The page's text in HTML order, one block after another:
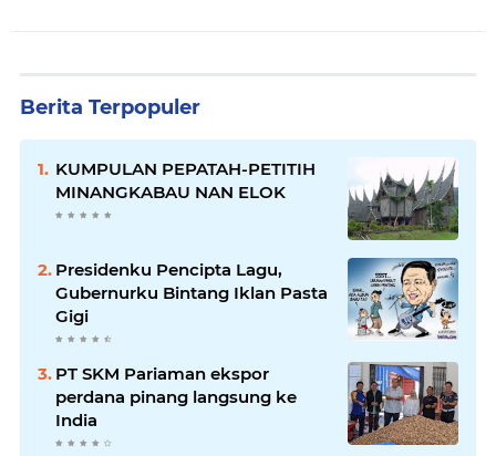
Berita Terpopuler
KUMPULAN PEPATAH-PETITIH
MINANGKABAU NAN ELOK
Presidenku Pencipta Lagu,
Gubernurku Bintang Iklan Pasta
Gigi
PT SKM Pariaman ekspor
perdana pinang langsung ke
India